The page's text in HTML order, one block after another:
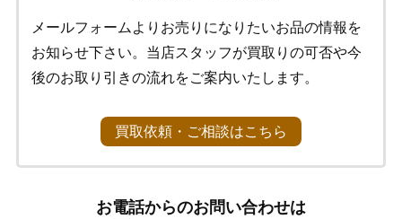
メールフォームよりお売りになりたいお品の情報を
お知らせ下さい。当店スタッフが買取りの可否や今
後のお取り引きの流れをご案内いたします。
買取依頼・ご相談はこちら
お電話からのお問い合わせは